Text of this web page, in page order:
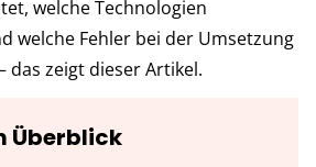
welche Technologien
welche Fehler bei der Umsetzung
das zeigt dieser Artikel.
Überblick